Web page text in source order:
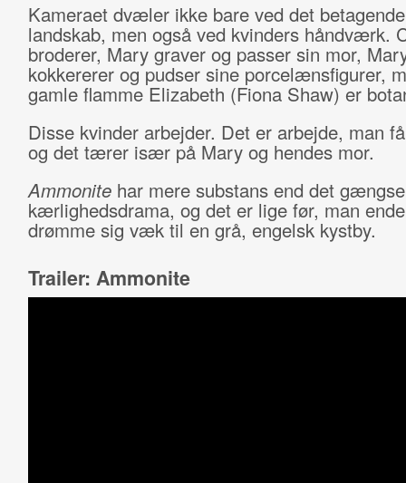
Kameraet dvæler ikke bare ved det
landskab, men også ved kvinders håndværk.
broderer, Mary graver og passer sin mor,
kokkererer og pudser sine porcelænsfigurer,
gamle flamme Elizabeth (Fiona Shaw) er
Disse kvinder arbejder. Det er arbejde, man
og det tærer især på Mary og hendes mor.
Ammonite har mere substans end det gængse
kærlighedsdrama, og det er lige før, man
drømme sig væk til en grå, engelsk kystby.
Trailer: Ammonite